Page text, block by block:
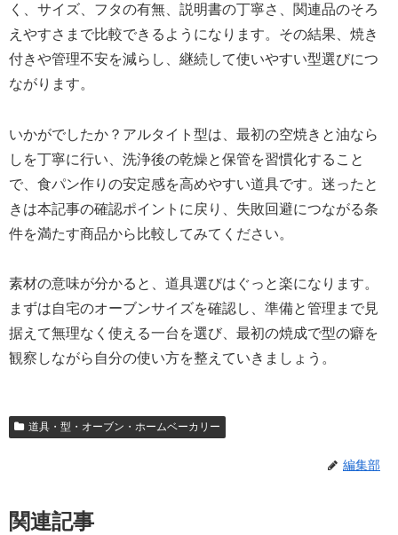
く、サイズ、フタの有無、説明書の丁寧さ、関連品のそろ
えやすさまで比較できるようになります。その結果、焼き
付きや管理不安を減らし、継続して使いやすい型選びにつ
ながります。
いかがでしたか？アルタイト型は、最初の空焼きと油なら
しを丁寧に行い、洗浄後の乾燥と保管を習慣化すること
で、食パン作りの安定感を高めやすい道具です。迷ったと
きは本記事の確認ポイントに戻り、失敗回避につながる条
件を満たす商品から比較してみてください。
素材の意味が分かると、道具選びはぐっと楽になります。
まずは自宅のオーブンサイズを確認し、準備と管理まで見
据えて無理なく使える一台を選び、最初の焼成で型の癖を
観察しながら自分の使い方を整えていきましょう。
道具・型・オーブン・ホームベーカリー
編集部
関連記事